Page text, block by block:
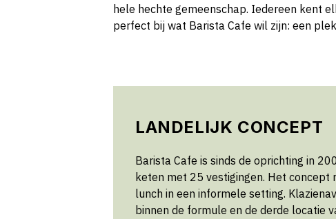
hele hechte gemeenschap. Iedereen kent
perfect bij wat Barista Cafe wil zijn: een
LANDELIJK CONCEPT
Barista Cafe is sinds de oprichting in
keten met 25 vestigingen. Het concept
lunch in een informele setting.
binnen de formule en de derde locatie